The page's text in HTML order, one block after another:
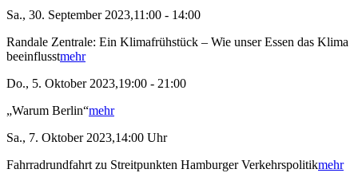
Sa., 30. September 2023,11:00 - 14:00
Randale Zentrale: Ein Klimafrühstück – Wie unser Essen das Klima
beeinflusstmehr
Do., 5. Oktober 2023,19:00 - 21:00
„Warum Berlin“mehr
Sa., 7. Oktober 2023,14:00 Uhr
Fahrradrundfahrt zu Streitpunkten Hamburger Verkehrspolitikmehr